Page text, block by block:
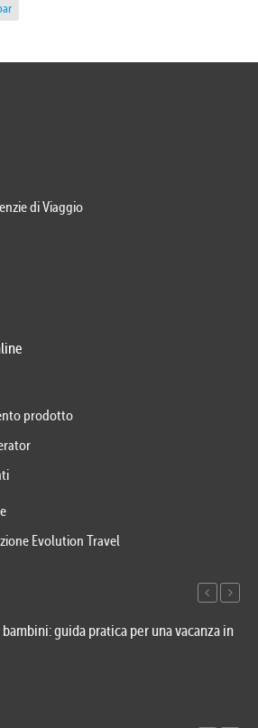
di Viaggio
prodotto
Evolution Travel
guida pratica per una vacanza in